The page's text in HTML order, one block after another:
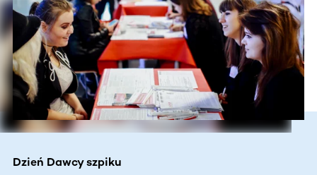
Dzień Dawcy szpiku